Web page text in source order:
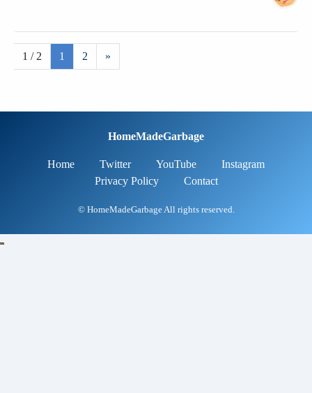
1 / 2 1 2 »
HomeMadeGarbage
Home Twitter YouTube
Instagram
Privacy Policy
Contact
© HomeMadeGarbage All rights reserved.